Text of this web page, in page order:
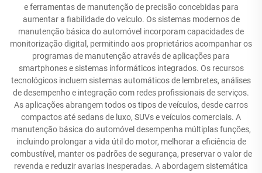
e ferramentas de manutenção de precisão concebidas para
aumentar a fiabilidade do veículo. Os sistemas modernos de
manutenção básica do automóvel incorporam capacidades de
monitorização digital, permitindo aos proprietários acompanhar os
programas de manutenção através de aplicações para
smartphones e sistemas informáticos integrados. Os recursos
tecnológicos incluem sistemas automáticos de lembretes, análises
de desempenho e integração com redes profissionais de serviços.
As aplicações abrangem todos os tipos de veículos, desde carros
compactos até sedans de luxo, SUVs e veículos comerciais. A
manutenção básica do automóvel desempenha múltiplas funções,
incluindo prolongar a vida útil do motor, melhorar a eficiência de
combustível, manter os padrões de segurança, preservar o valor de
revenda e reduzir avarias inesperadas. A abordagem sistemática